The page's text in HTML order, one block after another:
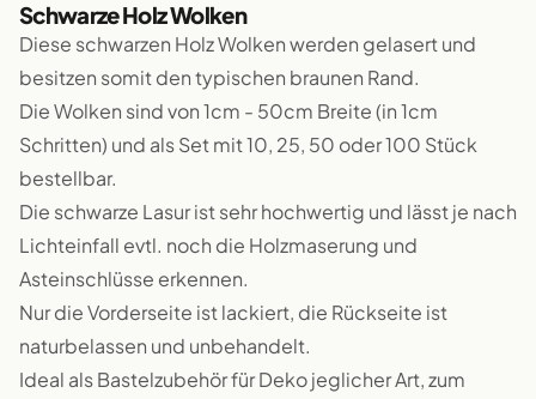
Schwarze Holz Wolken
Diese schwarzen Holz Wolken werden gelasert und
besitzen somit den typischen braunen Rand.
Die Wolken sind von 1cm - 50cm Breite (in 1cm
Schritten) und als Set mit 10, 25, 50 oder 100 Stück
bestellbar.
Die schwarze Lasur ist sehr hochwertig und lässt je nach
Lichteinfall evtl. noch die Holzmaserung und
Asteinschlüsse erkennen.
Nur die Vorderseite ist lackiert, die Rückseite ist
naturbelassen und unbehandelt.
Ideal als Bastelzubehör für Deko jeglicher Art, zum